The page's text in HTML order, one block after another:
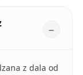
z dala od